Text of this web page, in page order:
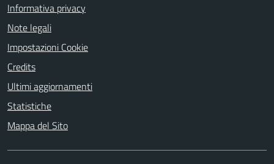
Informativa privacy
Note legali
Impostazioni Cookie
Credits
Ultimi aggiornamenti
Statistiche
Mappa del Sito